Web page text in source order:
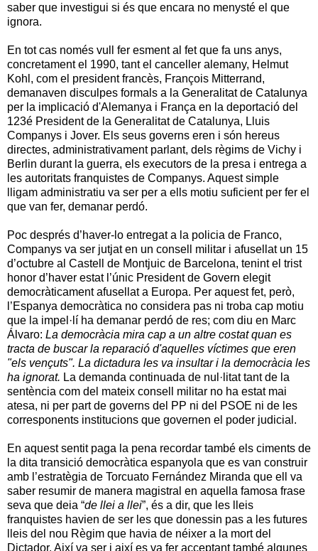
saber que investigui si és que encara no menysté el que
ignora.
En tot cas només vull fer esment al fet que fa uns anys,
concretament el 1990, tant el canceller alemany, Helmut
Kohl, com el president francès, François Mitterrand,
demanaven disculpes formals a la Generalitat de Catalunya
per la implicació d'Alemanya i França en la deportació del
123é President de la Generalitat de Catalunya, Lluis
Companys i Jover. Els seus governs eren i són hereus
directes, administrativament parlant, dels règims de Vichy i
Berlin durant la guerra, els executors de la presa i entrega a
les autoritats franquistes de Companys. Aquest simple
lligam administratiu va ser per a ells motiu suficient per fer el
que van fer, demanar perdó.
Poc després d’haver-lo entregat a la policia de Franco,
Companys va ser jutjat en un consell militar i afusellat un 15
d’octubre al Castell de Montjuic de Barcelona, tenint el trist
honor d’haver estat l’únic President de Govern elegit
democràticament afusellat a Europa. Per aquest fet, però,
l’Espanya democràtica no considera pas ni troba cap motiu
que la impel·lí ha demanar perdó de res; com diu en Marc
Álvaro: La democràcia mira cap a un altre costat quan es
tracta de buscar la reparació d'aquelles víctimes que eren
"els vençuts". La dictadura les va insultar i la democràcia les
ha ignorat. La demanda continuada de nul·litat tant de la
sentència com del mateix consell militar no ha estat mai
atesa, ni per part de governs del PP ni del PSOE ni de les
corresponents institucions que governen el poder judicial.
En aquest sentit paga la pena recordar també els ciments de
la dita transició democràtica espanyola que es van construir
amb l’estratègia de Torcuato Fernández Miranda que ell va
saber resumir de manera magistral en aquella famosa frase
seva que deia “de llei a llei”, és a dir, que les lleis
franquistes havien de ser les que donessin pas a les futures
lleis del nou Règim que havia de néixer a la mort del
Dictador. Així va ser i així es va fer acceptant també algunes